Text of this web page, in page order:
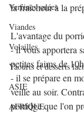
Verrines salées
Viandes
Volailles
Yaourts et desserts
ASIE
AFRIQUE
la fraîcheur à la
L'avantage du
- il vous apportera
petites faims de
- il se prépare en
veille au soir.
porridge que l'on